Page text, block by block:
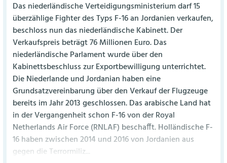
Das niederländische Verteidigungsministerium darf 15
überzählige Fighter des Typs F-16 an Jordanien verkaufen,
beschloss nun das niederländische Kabinett. Der
Verkaufspreis beträgt 76 Millionen Euro. Das
niederländische Parlament wurde über den
Kabinettsbeschluss zur Exportbewilligung unterrichtet.
Die Niederlande und Jordanian haben eine
Grundsatzvereinbarung über den Verkauf der Flugzeuge
bereits im Jahr 2013 geschlossen. Das arabische Land hat
in der Vergangenheit schon F-16 von der Royal
Netherlands Air Force (RNLAF) beschafft. Holländische F-
16 haben zwischen 2014 und 2016 von Jordanien aus
gegen die Terrormiliz...